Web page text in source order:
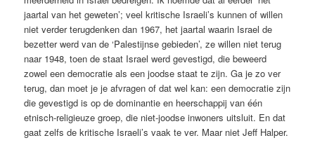
jaartal van het geweten’; veel kritische Israeli’s kunnen of willen
niet verder terugdenken dan 1967, het jaartal waarin Israel de
bezetter werd van de ‘Palestijnse gebieden’, ze willen niet terug
naar 1948, toen de staat Israel werd gevestigd, die beweerd
zowel een democratie als een joodse staat te zijn. Ga je zo ver
terug, dan moet je je afvragen of dat wel kan: een democratie zijn
die gevestigd is op de dominantie en heerschappij van één
etnisch-religieuze groep, die niet-joodse inwoners uitsluit. En dat
gaat zelfs de kritische Israeli’s vaak te ver. Maar niet Jeff Halper.